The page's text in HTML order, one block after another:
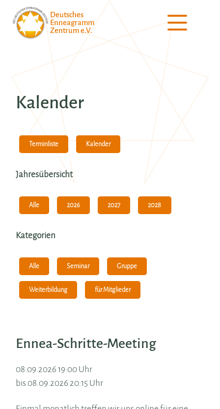
Deutsches
Enneagramm
Zentrum e.V.
Kalender
Terminliste Kalender
Jahresübersicht
Alle 2026 2027 2028
Kategorien
Alle Seminar Gruppe
Weiterbildung für Mitglieder
Ennea-Schritte-Meeting
08.09.2026 19:00 Uhr
bis 08.09.2026 20:15 Uhr